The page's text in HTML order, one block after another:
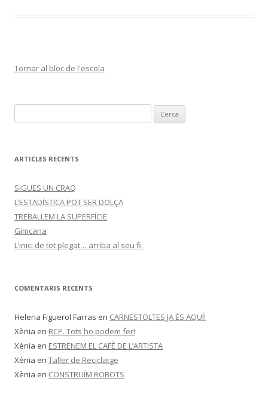
Tornar al bloc de l'escola
e
c
:
ARTICLES RECENTS
SIGUES UN CRAQ
L’ESTADÍSTICA POT SER DOLÇA
TREBALLEM LA SUPERFÍCIE
Gimcana
L’inici de tot plegat… arriba al seu fi.
COMENTARIS RECENTS
Helena Figuerol Farras en CARNESTOLTES JA ÉS AQUÍ!
Xènia en RCP. Tots ho podem fer!
Xènia en ESTRENEM EL CAFÈ DE L’ARTISTA
Xènia en Taller de Reciclatge
Xènia en CONSTRUÏM ROBOTS